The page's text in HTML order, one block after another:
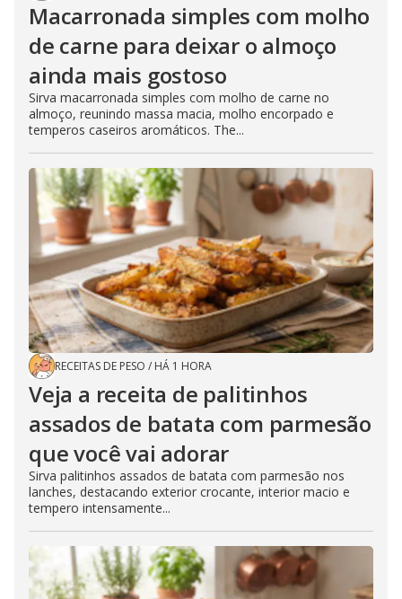
Macarronada simples com molho
de carne para deixar o almoço
ainda mais gostoso
Sirva macarronada simples com molho de carne no
almoço, reunindo massa macia, molho encorpado e
temperos caseiros aromáticos. The...
RECEITAS DE PESO / HÁ 1 HORA
Veja a receita de palitinhos
assados de batata com parmesão
que você vai adorar
Sirva palitinhos assados de batata com parmesão nos
lanches, destacando exterior crocante, interior macio e
tempero intensamente...